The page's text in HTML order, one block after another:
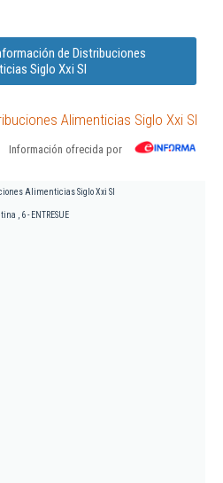
de Distribuciones
Siglo Xxi Sl
Alimenticias Siglo Xxi Sl
Información ofrecida por
Alimenticias Siglo Xxi Sl
, 6 - ENTRESUE